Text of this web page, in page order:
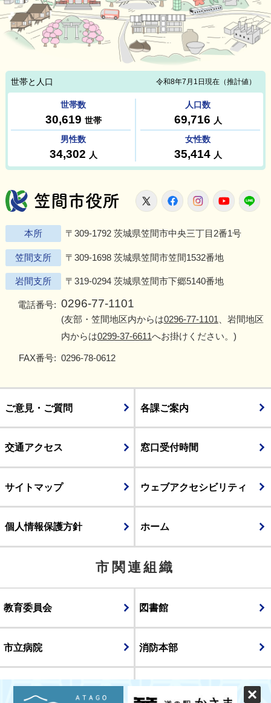
笠間市役所
X FacebookInstagram
本所 〒309-1792 茨城県笠間市中央三丁目2番1号
笠間支所 〒309-1698 茨城県笠間市笠間1532番地
岩間支所 〒319-0294 茨城県笠間市下郷5140番地
電話番号: 0296-77-1101
(友部・笠間地区内からは0296-77-1101 、岩間地区
内からは0299-37-6611へお掛けください。)
FAX番号: 0296-78-0612
ご意見・ご質問 各課ご案内
交通アクセス 窓口受付時間
サイトマップ ウェブアクセシビリティ
個人情報保護方針 ホーム
市関連組織
教育委員会 図書館
市立病院 消防本部
議会